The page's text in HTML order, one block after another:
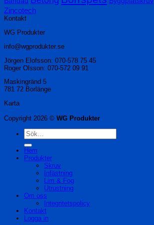
Zincotech
Kontakt
WG Produkter
info@wgprodukter.se
Jörgen Elofsson: 070-578 75 45
Roger Olsson: 070-572 09 91
Maskingränd 5
781 72 Borlänge
Karta
Copyright 2026 © WG Produkter
Sök
efter:
Hem
Produkter
Skruv
Infästning
Lim & Fog
Utrustning
Om oss
Integritetspolicy
Kontakt
Logga in